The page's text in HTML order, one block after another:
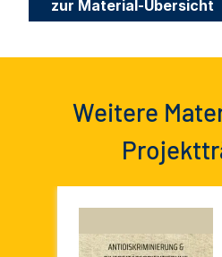
zur Material-Übersicht
Weitere